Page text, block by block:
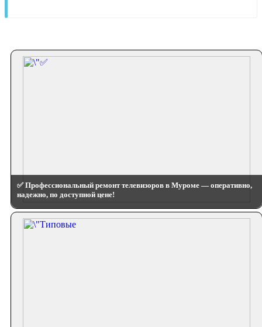
✅ Профессиональный ремонт телевизоров в Муроме — оперативно,
надежно, по доступной цене!